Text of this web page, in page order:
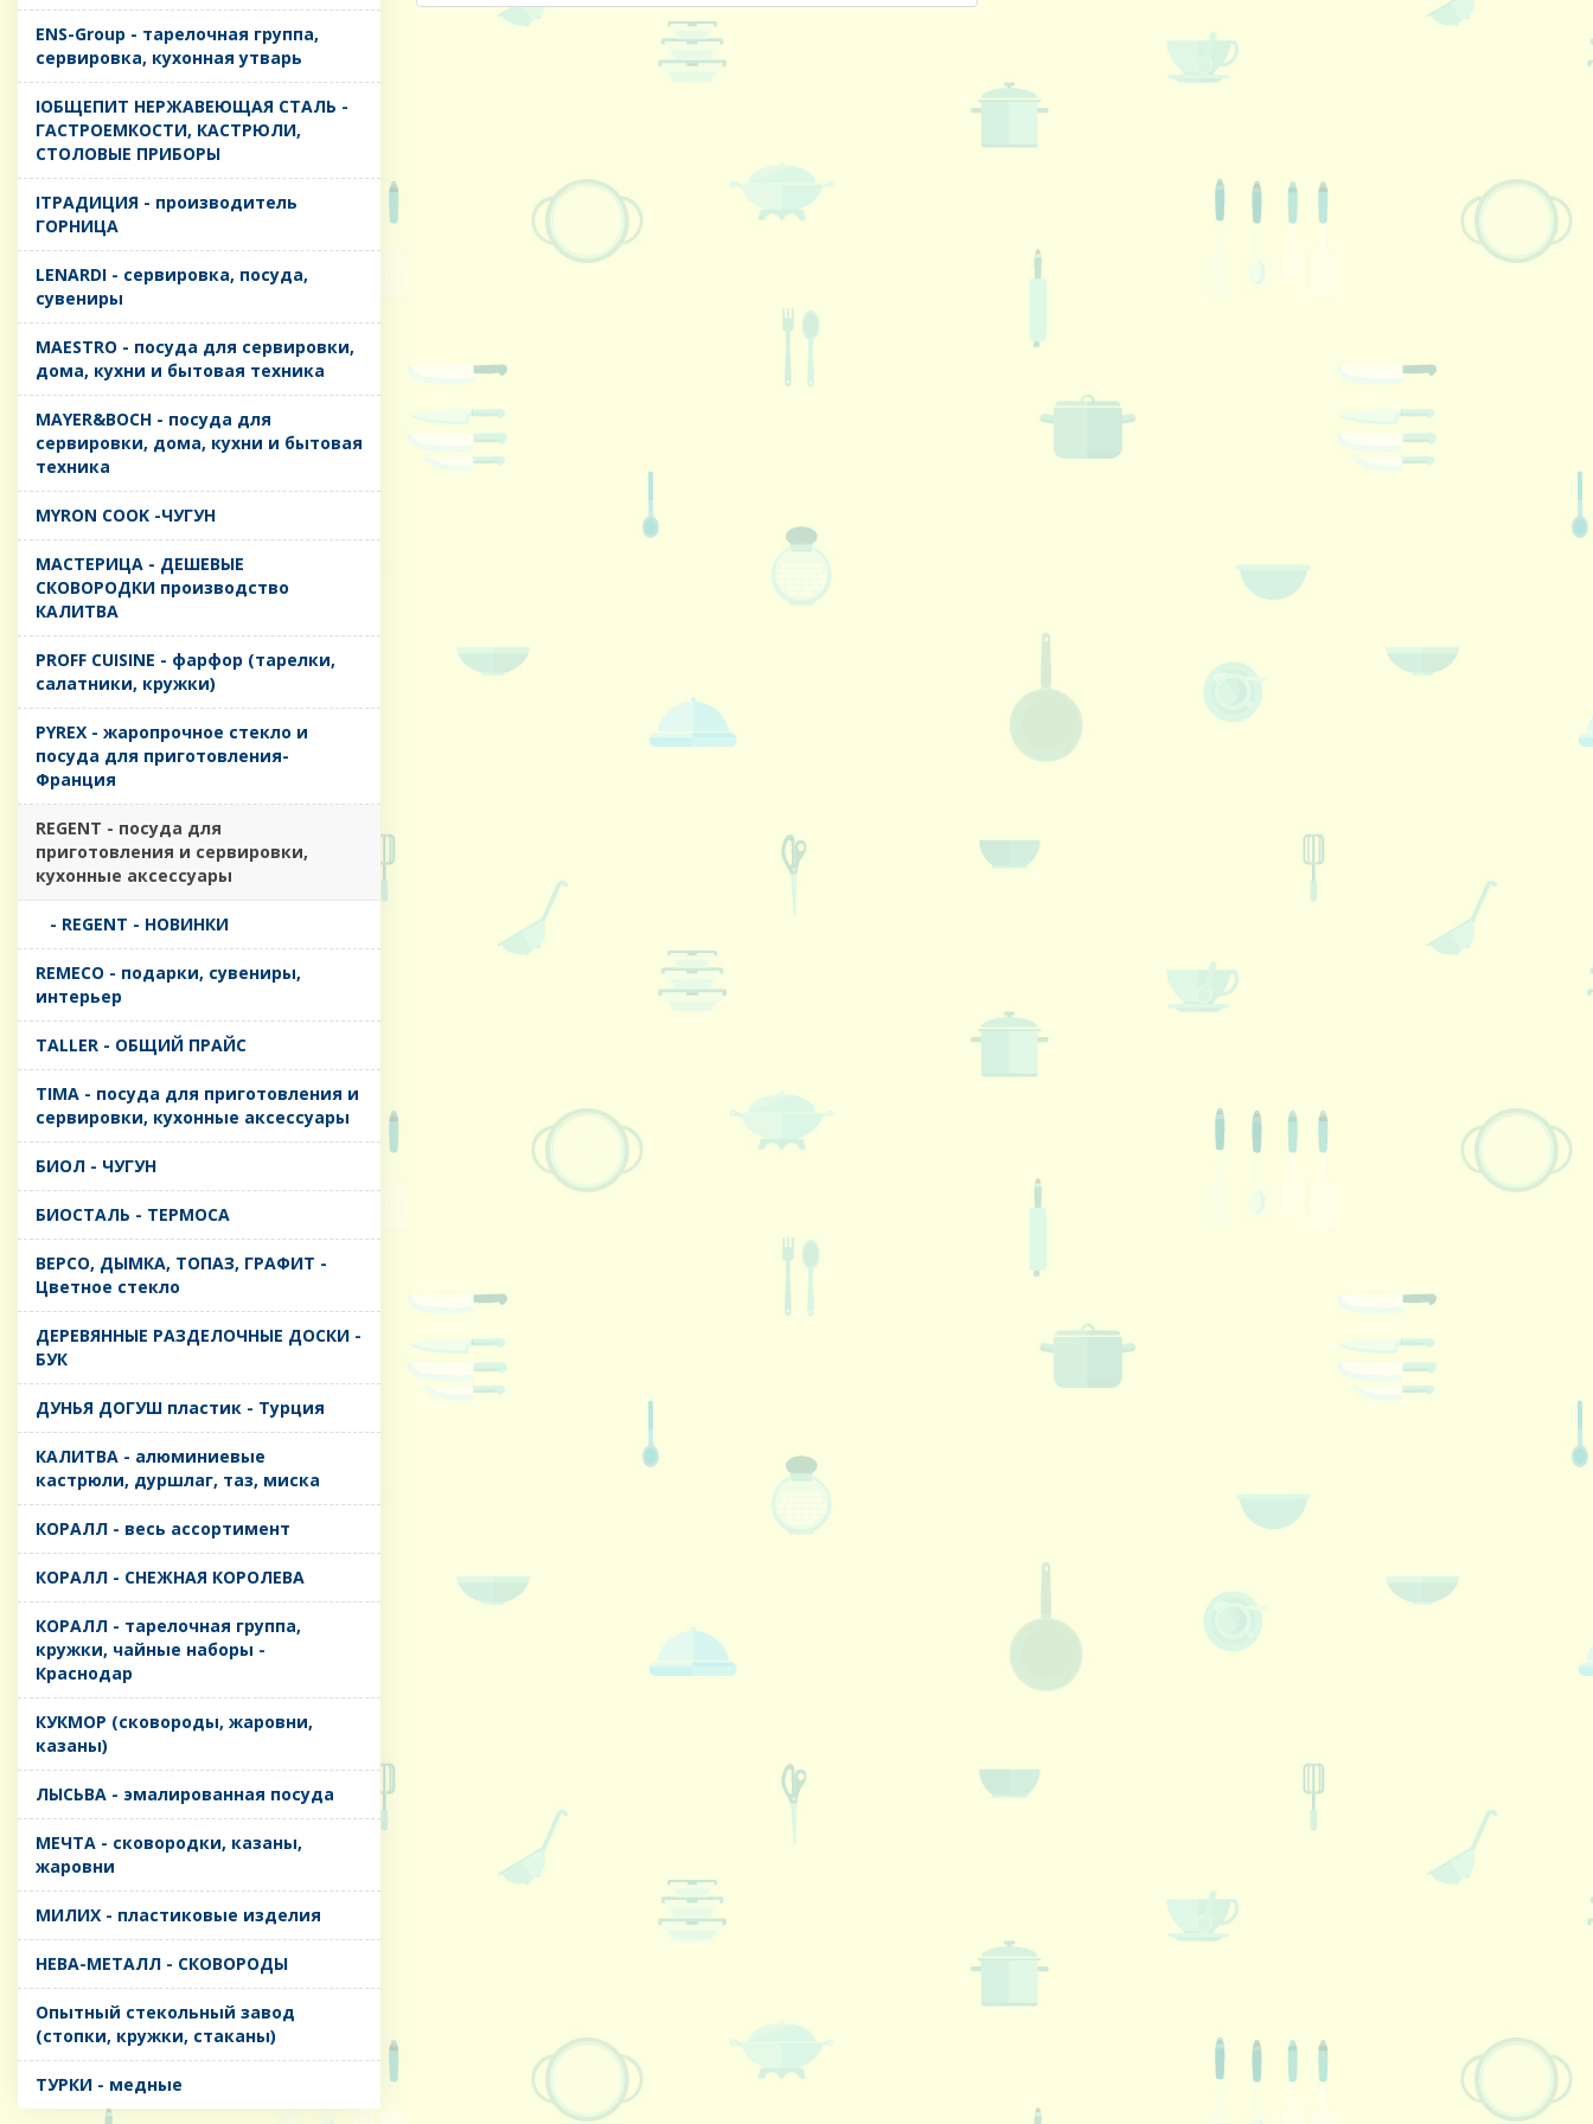
ENS-Group - тарелочная группа,
сервировка, кухонная утварь
IОБЩЕПИТ НЕРЖАВЕЮЩАЯ СТАЛЬ -
ГАСТРОЕМКОСТИ, КАСТРЮЛИ,
СТОЛОВЫЕ ПРИБОРЫ
IТРАДИЦИЯ - производитель
ГОРНИЦА
LENARDI - сервировка, посуда,
сувениры
MAESTRO - посуда для сервировки,
дома, кухни и бытовая техника
MAYER&BOCH - посуда для
сервировки, дома, кухни и бытовая
техника
MYRON COOK -ЧУГУН
MАСТЕРИЦА - ДЕШЕВЫЕ
СКОВОРОДКИ производство
КАЛИТВА
PROFF CUISINE - фарфор (тарелки,
салатники, кружки)
PYREX - жаропрочное стекло и
посуда для приготовления-
Франция
REGENT - посуда для
приготовления и сервировки,
кухонные аксессуары
- REGENT - НОВИНКИ
REMECO - подарки, сувениры,
интерьер
TALLER - ОБЩИЙ ПРАЙС
TIMA - посуда для приготовления и
сервировки, кухонные аксессуары
БИОЛ - ЧУГУН
БИОСТАЛЬ - ТЕРМОСА
ВЕРСО, ДЫМКА, ТОПАЗ, ГРАФИТ -
Цветное стекло
ДЕРЕВЯННЫЕ РАЗДЕЛОЧНЫЕ ДОСКИ -
БУК
ДУНЬЯ ДОГУШ пластик - Турция
КАЛИТВА - алюминиевые
кастрюли, дуршлаг, таз, миска
КОРАЛЛ - весь ассортимент
КОРАЛЛ - СНЕЖНАЯ КОРОЛЕВА
КОРАЛЛ - тарелочная группа,
кружки, чайные наборы -
Краснодар
КУКМОР (сковороды, жаровни,
казаны)
ЛЫСЬВА - эмалированная посуда
МЕЧТА - сковородки, казаны,
жаровни
МИЛИХ - пластиковые изделия
НЕВА-МЕТАЛЛ - СКОВОРОДЫ
Опытный стекольный завод
(стопки, кружки, стаканы)
ТУРКИ - медные